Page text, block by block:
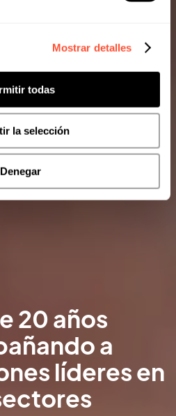
Mostrar detalles
todas
la selección
Denegar
20 años
a
líderes en